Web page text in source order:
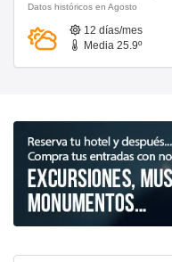
Datos históricos en Agosto
12 días/mes
Media 25.9º